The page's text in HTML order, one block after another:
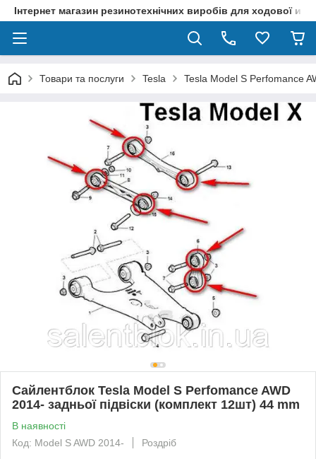
Інтернет магазин резинотехнічних виробів для ходової и
Товари та послуги Tesla Tesla Model S Perfomance
Сайлентблок Tesla Model S Perfomance AWD
2014- задньої підвіски (комплект 12шт) 44 mm
В наявності
Код: Model S AWD 2014-
Роздріб